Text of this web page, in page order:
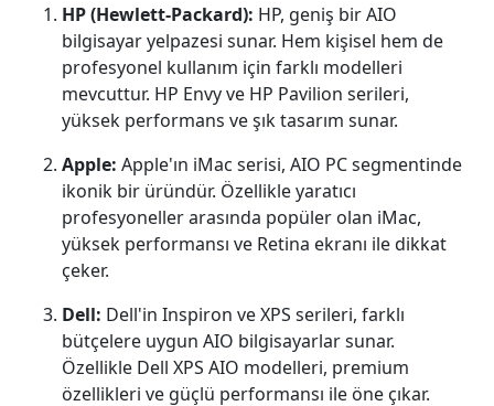
HP (Hewlett-Packard): HP, geniş bir AIO
bilgisayar yelpazesi sunar. Hem kişisel hem de
profesyonel kullanım için farklı modelleri
mevcuttur. HP Envy ve HP Pavilion serileri,
yüksek performans ve şık tasarım sunar.
Apple: Apple'ın iMac serisi, AIO PC segmentinde
ikonik bir üründür. Özellikle yaratıcı
profesyoneller arasında popüler olan iMac,
yüksek performansı ve Retina ekranı ile dikkat
çeker.
Dell: Dell'in Inspiron ve XPS serileri, farklı
bütçelere uygun AIO bilgisayarlar sunar.
Özellikle Dell XPS AIO modelleri, premium
özellikleri ve güçlü performansı ile öne çıkar.